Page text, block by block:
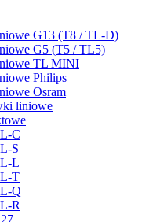
G13 (T8 / TL-D)
G5 (T5 / TL5)
TL MINI
Philips
Osram
liniowe
C
S
L
T
Q
R